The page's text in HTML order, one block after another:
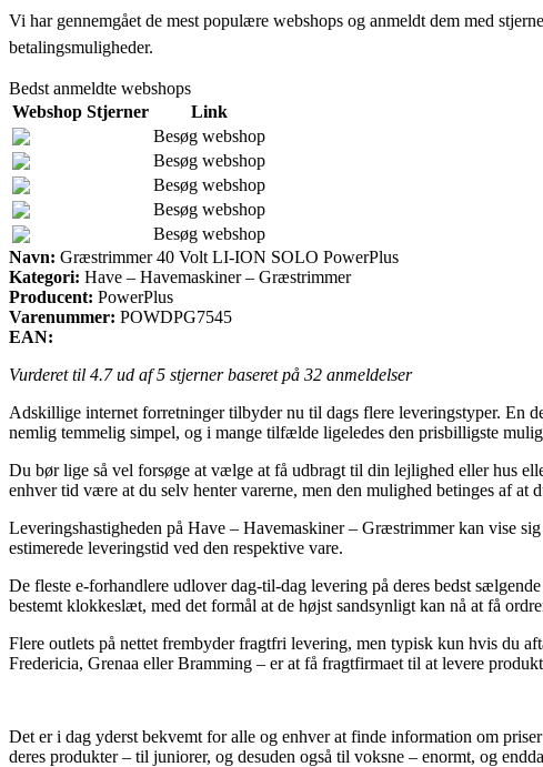
Vi har gennemgået de mest populære webshops og anmeldt dem med
betalingsmuligheder.
Bedst anmeldte webshops
Webshop Stjerner
Link
Besøg webshop
Besøg webshop
Besøg webshop
Besøg webshop
Besøg webshop
Navn: Græstrimmer 40 Volt LI-ION SOLO PowerPlus
Kategori: Have – Havemaskiner – Græstrimmer
Producent: PowerPlus
Varenummer: POWDPG7545
EAN:
Vurderet til 4.7ud af 5 stjerner baseret på 32 anmeldelser
Adskillige internet forretninger tilbyder nu til dags flere leveringstyper. En
nemlig temmelig simpel, og i mange tilfælde ligeledes den prisbilligste
Du bør lige så vel forsøge at vælge at få udbragt til din lejlighed eller hus
enhver tid være at du selv henter varerne, men den mulighed betinges af
Leveringshastigheden på Have – Havemaskiner – Græstrimmer kan vise
estimerede leveringstid ved den respektive vare.
De fleste e-forhandlere udlover dag-til-dag levering på deres bedst
bestemt klokkeslæt, med det formål at de højst sandsynligt kan nå at få
Flere outlets på nettet frembyder fragtfri levering, men typisk kun hvis du
Fredericia, Grenaa eller Bramming – er at få fragtfirmaet til at levere
Det er i dag yderst bekvemt for alle og enhver at finde information om
deres produkter – til juniorer, og desuden også til voksne – enormt, og